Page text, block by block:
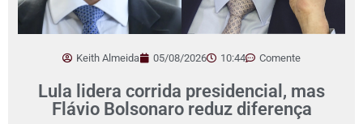
Keith Almeida 05/08/2026 10:44 Comente
Lula lidera corrida presidencial, mas
Flávio Bolsonaro reduz diferença